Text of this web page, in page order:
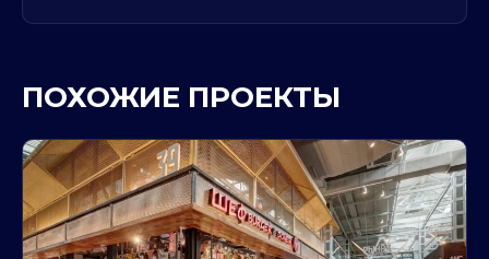
ПОХОЖИЕ ПРОЕКТЫ